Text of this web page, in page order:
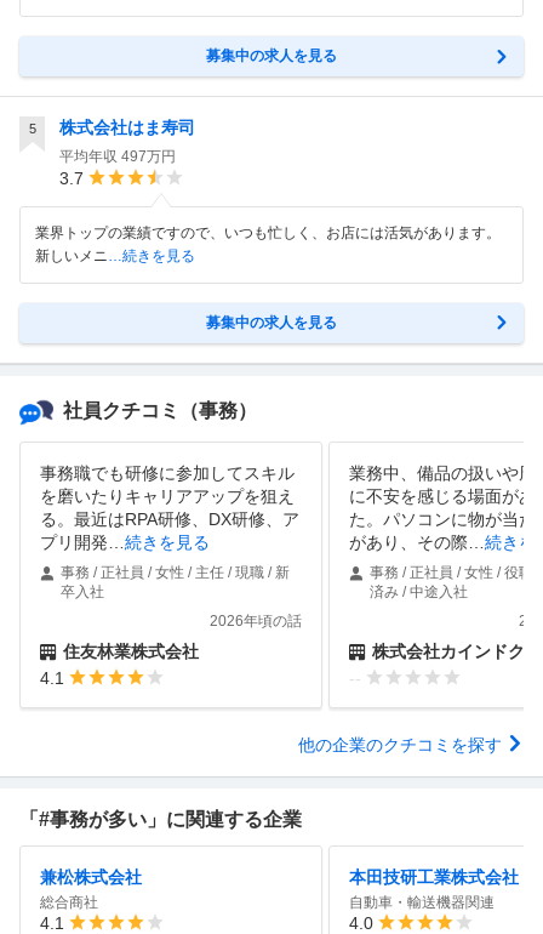
募集中の求人を見る
5 株式会社はま寿司
平均年収 497万円
3.7
業界トップの業績ですので、いつも忙しく、お店には活気があります。
新しいメニ
…続きを見る
募集中の求人を見る
社員クチコミ （事務）
事務職でも研修に参加してスキル
を磨いたりキャリアアップを狙え
る。最近はRPA研修、DX研修、ア
プリ開発
続きを見る
事務 / 正社員 / 女性 / 主任 / 現職 / 新
卒入社
2026年頃の話
住友林業株式会社
4.1
業務中、備品の扱いや周
に不安を感じる場面があ
た。パソコンに物が当た
があり、その際
続きを
事務 / 正社員 / 女性 / 役職
済み / 中途入社
株式会社カインドク
--
他の企業のクチコミを探す
「#事務が多い」に関連する企業
兼松株式会社
総合商社
4.1
本田技研工業株式会社
自動車・輸送機器関連
4.0